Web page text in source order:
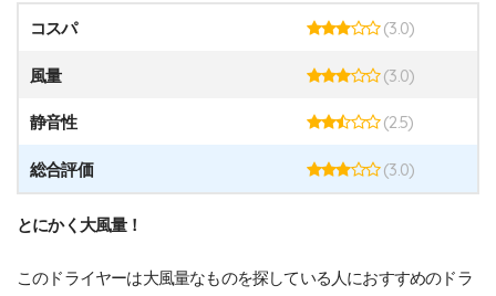
コスパ (3.0)
風量 (3.0)
静音性 (2.5)
総合評価 (3.0)
とにかく大風量！
このドライヤーは大風量なものを探している人におすすめのドラ